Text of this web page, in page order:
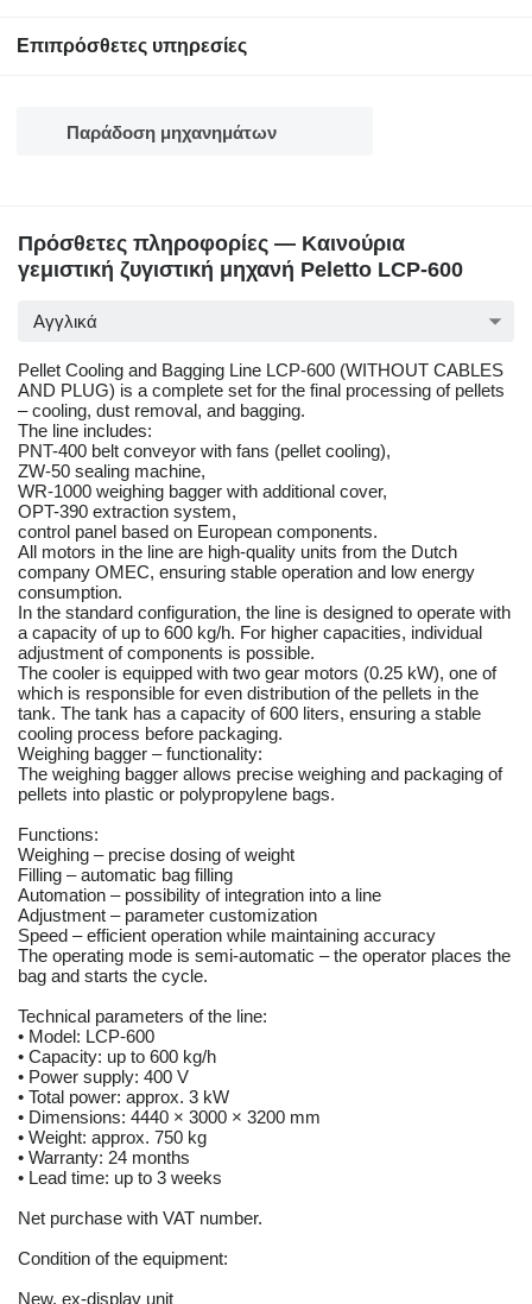
Επιπρόσθετες υπηρεσίες
Παράδοση μηχανημάτων
Πρόσθετες πληροφορίες — Καινούρια
γεμιστική ζυγιστική μηχανή Peletto LCP-600
Αγγλικά
Pellet Cooling and Bagging Line LCP-600 (WITHOUT CABLES
AND PLUG) is a complete set for the final processing of pellets
– cooling, dust removal, and bagging.
The line includes:
PNT-400 belt conveyor with fans (pellet cooling),
ZW-50 sealing machine,
WR-1000 weighing bagger with additional cover,
OPT-390 extraction system,
control panel based on European components.
All motors in the line are high-quality units from the Dutch
company OMEC, ensuring stable operation and low energy
consumption.
In the standard configuration, the line is designed to operate with
a capacity of up to 600 kg/h. For higher capacities, individual
adjustment of components is possible.
The cooler is equipped with two gear motors (0.25 kW), one of
which is responsible for even distribution of the pellets in the
tank. The tank has a capacity of 600 liters, ensuring a stable
cooling process before packaging.
Weighing bagger – functionality:
The weighing bagger allows precise weighing and packaging of
pellets into plastic or polypropylene bags.
Functions:
Weighing – precise dosing of weight
Filling – automatic bag filling
Automation – possibility of integration into a line
Adjustment – parameter customization
Speed – efficient operation while maintaining accuracy
The operating mode is semi-automatic – the operator places the
bag and starts the cycle.
Technical parameters of the line:
• Model: LCP-600
• Capacity: up to 600 kg/h
• Power supply: 400 V
• Total power: approx. 3 kW
• Dimensions: 4440 × 3000 × 3200 mm
• Weight: approx. 750 kg
• Warranty: 24 months
• Lead time: up to 3 weeks
Net purchase with VAT number.
Condition of the equipment:
New, ex-display unit